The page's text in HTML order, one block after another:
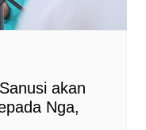
akan
Nga,